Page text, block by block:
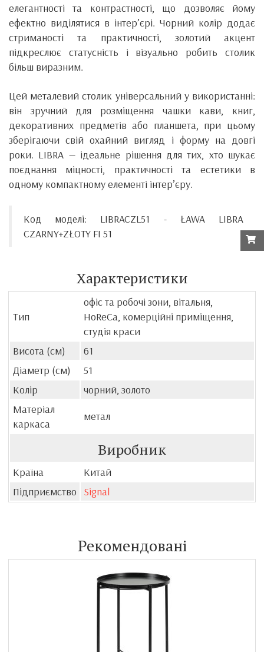
елегантності та контрастності, що дозволяє йому
ефектно виділятися в інтер’єрі. Чорний колір додає
стриманості та практичності, золотий акцент
підкреслює статусність і візуально робить столик
більш виразним.
Цей металевий столик універсальний у використанні:
він зручний для розміщення чашки кави, книг,
декоративних предметів або планшета, при цьому
зберігаючи свій охайний вигляд і форму на довгі
роки. LIBRA — ідеальне рішення для тих, хто шукає
поєднання міцності, практичності та естетики в
одному компактному елементі інтер’єру.
Код моделі: LIBRACZL51 - ŁAWA LIBRA
CZARNY+ZŁOTY FI 51
Характеристики
Тип
офіс та робочі зони, вітальня,
HoReCa, комерційні приміщення,
студія краси
Висота (см)
61
Діаметр (см)
51
Колір
чорний, золото
Матеріал
каркаса
метал
Виробник
Країна
Китай
Підприємство
Signal
Рекомендовані